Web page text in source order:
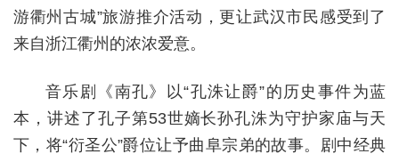
游衢州古城”旅游推介活动，更让武汉市民感受到了
来自浙江衢州的浓浓爱意。
音乐剧《南孔》以“孔洙让爵”的历史事件为蓝
本，讲述了孔子第53世嫡长孙孔洙为守护家庙与天
下，将“衍圣公”爵位让予曲阜宗弟的故事。剧中经典